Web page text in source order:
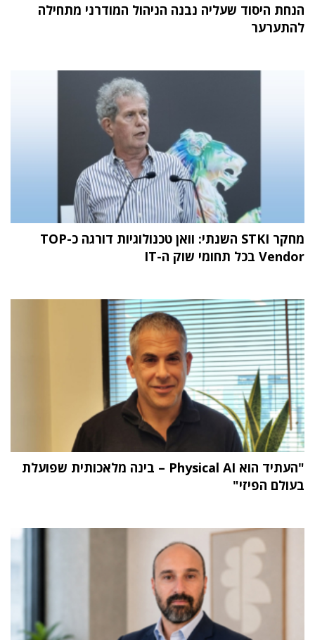
הנחת היסוד שעליה נבנה הניהול המודרני מתחילה
להתערער
מחקר STKI השנתי: וואן טכנולוגיות דורגה כ-TOP
Vendor בכל תחומי שוק ה-IT
"העתיד הוא Physical AI – בינה מלאכותית שפועלת
בעולם הפיזי"